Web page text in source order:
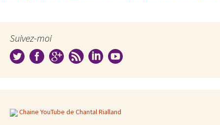
Suivez-moi
Chaine YouTube de Chantal Rialland